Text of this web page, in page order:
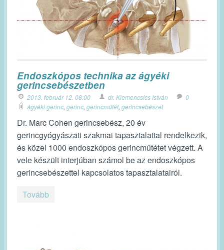
Endoszkópos technika az ágyéki
gerincsebészetben
2013. február 12. 08:00 dr. Klemencsics István
0
ágyéki gerinc, gerinc, gerincműtét, gerincsebészet
Dr. Marc Cohen gerincsebész, 20 év
gerincgyógyászati szakmai tapasztalattal rendelkezik,
és közel 1000 endoszkópos gerincműtétet végzett. A
vele készült interjúban számol be az endoszkópos
gerincsebészettel kapcsolatos tapasztalatairól.
Tovább